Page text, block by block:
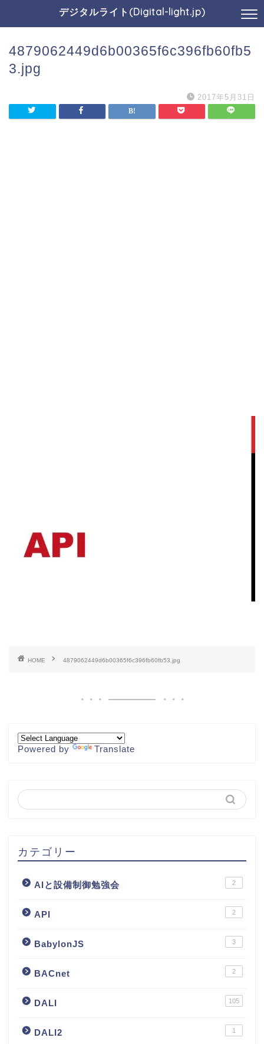
デジタルライト(Digital-light.jp)
4879062449d6b00365f6c396fb60fb5
3.jpg
2017年5月31日
HOME 4879062449d6b00365f6c396fb60fb53.jpg
Powered by Translate
カテゴリー
AIと設備制御勉強会 2
API 2
BabylonJS 3
BACnet 2
DALI 105
DALI2 1